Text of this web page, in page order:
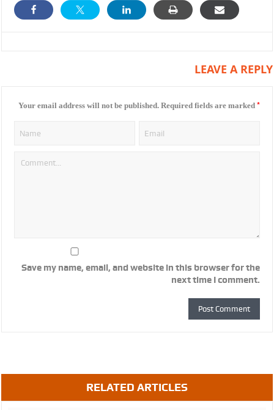
LEAVE A REPLY
Your email address will not be published. Required fields are marked *
Save my name, email, and website in this browser for the
next time I comment.
RELATED ARTICLES